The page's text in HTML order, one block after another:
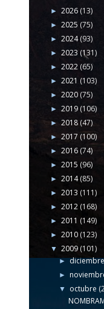
► 2026(13)
► 2025 (75)
► 2024(93)
► 2023 (131)
► 2022 (65)
► 2021 (103)
► 2020 (75)
► 2019 (106)
► 2018 (47)
► 2017 (100)
► 2016 (74)
► 2015 (96)
► 2014(85)
► 2013 (111)
► 2012 (168)
► 2011 (149)
► 2010 (123)
▼ 2009 (101)
►
►
▼ octubre